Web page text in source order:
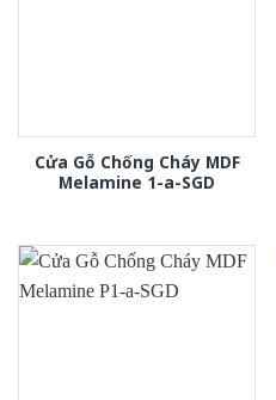
Cửa Gỗ Chống Cháy MDF
Melamine 1-a-SGD